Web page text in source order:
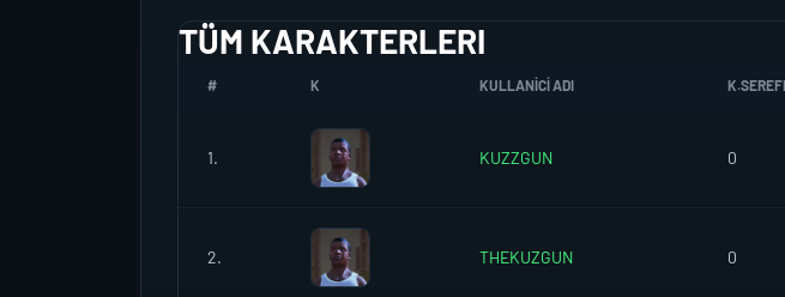
TÜM KARAKTERLERI
# K KULLANICI ADI K.SEREFI
1. KUZZGUN 0
2. THEKUZGUN 0